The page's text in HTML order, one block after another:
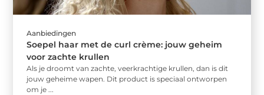
Aanbiedingen
Soepel haar met de curl crème: jouw geheim
voor zachte krullen
Als je droomt van zachte, veerkrachtige krullen, dan is dit
jouw geheime wapen. Dit product is speciaal ontworpen
om je ...